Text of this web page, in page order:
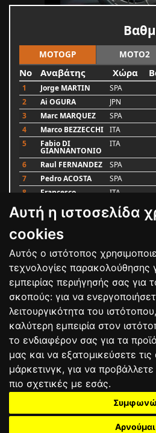
Αυτή η ιστοσελίδα
cookies
Αυτός ο ιστότοπος
τεχνολογίες παρακολούθησης
εμπειρίας περιήγησής σας για
σκοπούς: για να
λειτουργικότητα του ιστότοπου,
καλύτερη εμπειρία στον
το ενδιαφέρον σας για τα
μας και να εξατομικεύσετε τις
μάρκετινγκ, για να προβάλλετε
πιο σχετικές με εσάς.
Συμφωνώ
Αρνούμαι
MOTOGP MOTO2
No Αναβάτης Χώρα
1 Jorge MARTIN SPA
2
Ai OGURA JPN
3
Marc MARQUEZ SPA
4
Marco BEZZECCHI ITA
5
Fabio DI
GIANNANTONIO
ITA
6 Raul FERNANDEZ SPA
7
Pedro ACOSTA SPA
8
Francesco ITA
9 Alex MARQUEZ SPA
Luca MARINI
Bαθμολογία
ΟΡΟΙ ΧΡΗΣΗΣ
ΑΓΩΝΕΣ